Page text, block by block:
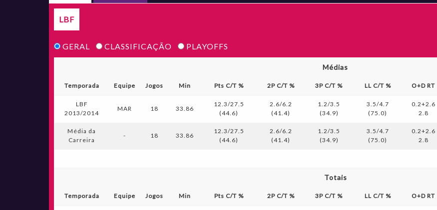
LBF
GERAL CLASSIFICAÇÃO PLAYOFFS
Médias
Temporada Equipe Jogos Min Pts C/T % 2P C/T % 3P C/T % LL C/T % O+D RT
LBF
2013/2014
MAR 18 33.86
12.3/27.5
(44.6)
2.6/6.2
(41.4)
1.2/3.5
(34.9)
3.5/4.7
(75.0)
0.2+2.6
2.8
Média da
Carreira
- 18 33.86
12.3/27.5
(44.6)
2.6/6.2
(41.4)
1.2/3.5
(34.9)
3.5/4.7
(75.0)
0.2+2.6
2.8
Totais
Temporada Equipe Jogos Min Pts C/T % 2P C/T % 3P C/T % LL C/T % O+D RT